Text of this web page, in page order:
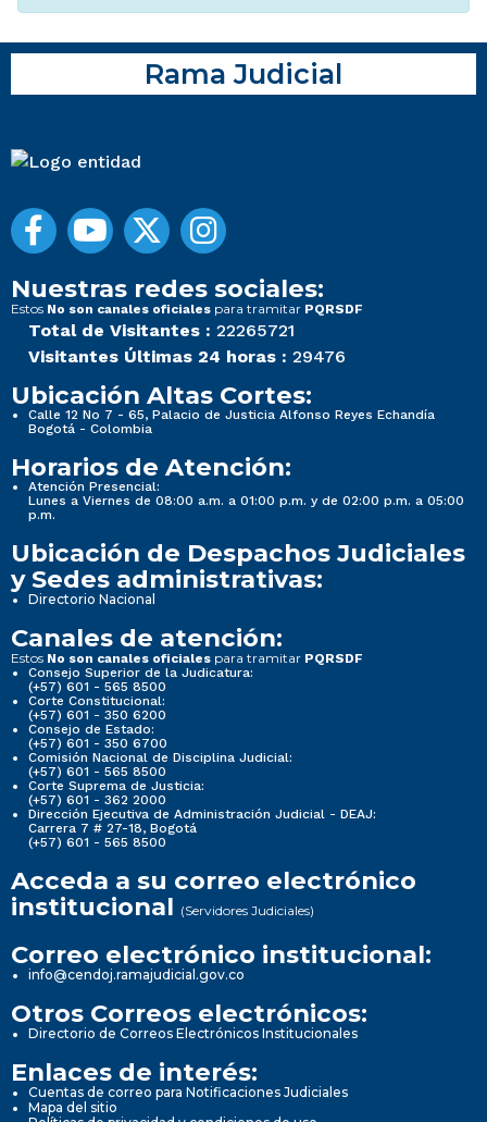
Rama Judicial
Nuestras redes sociales:
Estos No son canales oficiales para tramitar PQRSDF
Total de Visitantes : 22265721
Visitantes Últimas 24 horas : 29476
Ubicación Altas Cortes:
Calle 12 No 7 - 65, Palacio de Justicia Alfonso Reyes Echandía
Bogotá - Colombia
Horarios de Atención:
Atención Presencial:
Lunes a Viernes de 08:00 a.m. a 01:00 p.m. y de 02:00 p.m. a 05:00
p.m.
Ubicación de Despachos Judiciales
y Sedes administrativas:
Directorio Nacional
Canales de atención:
Estos No son canales oficiales para tramitar PQRSDF
Consejo Superior de la Judicatura:
(+57) 601 - 565 8500
Corte Constitucional:
(+57) 601 - 350 6200
Consejo de Estado:
(+57) 601 - 350 6700
Comisión Nacional de Disciplina Judicial:
(+57) 601 - 565 8500
Corte Suprema de Justicia:
(+57) 601 - 362 2000
Dirección Ejecutiva de Administración Judicial - DEAJ:
Carrera 7 # 27-18, Bogotá
(+57) 601 - 565 8500
Acceda a su correo electrónico
institucional (Servidores Judiciales)
Correo electrónico institucional:
info@cendoj.ramajudicial.gov.co
Otros Correos electrónicos:
Directorio de Correos Electrónicos Institucionales
Enlaces de interés:
Cuentas de correo para Notificaciones Judiciales
Mapa del sitio